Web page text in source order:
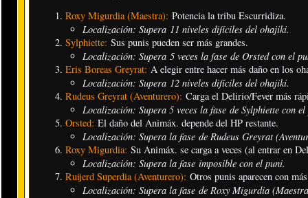
Roxy Migurdia (Maestra): Potencia la tribu Escurridiza.
Localización: Supera 11 niveles difíciles del ohajiki.
Sylphiette: Sus punis pueden ser más grandes.
Localización: Supera 5 veces la fase de Orsted con el
Eris Boreas Greyrat: A elegir entre hacer más daño en los
Localización: Supera 12 niveles difíciles del ohajiki.
Rudeus Greyrat (Aventurero): Carga el Delirio/Fever más
Localización: Supera 5 veces la fase de Sylphiette con
Orsted: El daño del Animáx. depende del HP restante.
Localización: Supera la fase de Rudeus Greyrat
Roxy Migurdia: Su Animáx. se carga a veces (al entrar en
Localización: Supera la fase imposible con el puni.
Ruijerd Superdia (Aventurero): Otros punis aparecen con
Localización: Supera la fase de Roxy Migurdia